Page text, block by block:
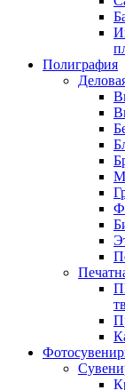
Полиграфия